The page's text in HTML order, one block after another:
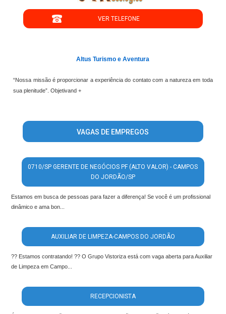
VER TELEFONE
Altus Turismo e Aventura
“Nossa missão é proporcionar a experiência do contato com a natureza em toda
sua plenitude”. Objetivand +
VAGAS DE EMPREGOS
0710/SP GERENTE DE NEGÓCIOS PF (ALTO VALOR) - CAMPOS
DO JORDÃO/SP
Estamos em busca de pessoas para fazer a diferença! Se você é um profissional
dinâmico e ama bon...
AUXILIAR DE LIMPEZA-CAMPOS DO JORDÃO
?? Estamos contratando! ?? O Grupo Vistoriza está com vaga aberta para Auxiliar
de Limpeza em Campo...
RECEPCIONISTA